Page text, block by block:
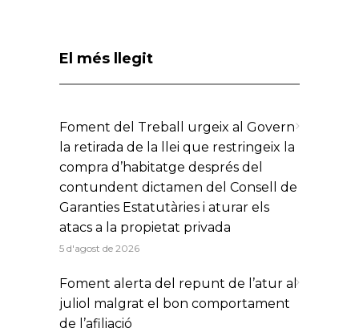
El més llegit
Foment del Treball urgeix al Govern
la retirada de la llei que restringeix la
compra d’habitatge després del
contundent dictamen del Consell de
Garanties Estatutàries i aturar els
atacs a la propietat privada
5 d'agost de 2026
Foment alerta del repunt de l’atur al
juliol malgrat el bon comportament
de l’afiliació